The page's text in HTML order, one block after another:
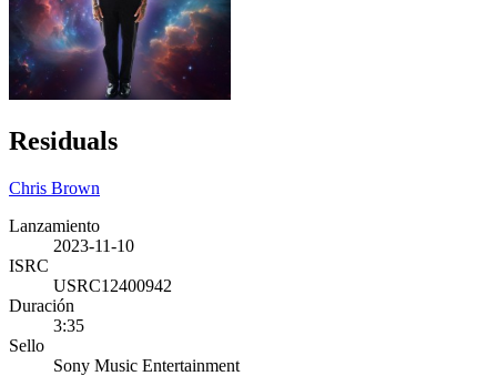
Residuals
Chris Brown
Lanzamiento
2023-11-10
ISRC
USRC12400942
Duración
3:35
Sello
Sony Music Entertainment